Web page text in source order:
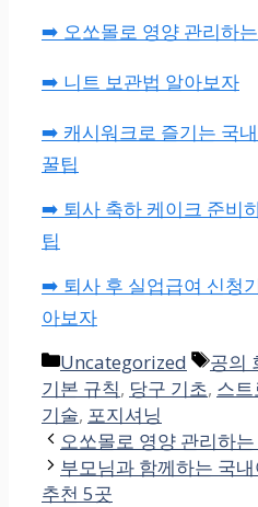
➡️ 오쏘몰로 영양 관리하
➡️ 니트 보관법 알아보자
➡️ 캐시워크로 즐기는 국
꿀팁
➡️ 퇴사 축하 케이크 준비
팁
➡️ 퇴사 후 실업급여 신청
아보자
카
테
고
리
Uncategorized
태
그
공의
기본 규칙, 당구 기초, 스
기술, 포지셔닝
오쏘몰로 영양 관리하는
부모님과 함께하는 국
추천 5곳